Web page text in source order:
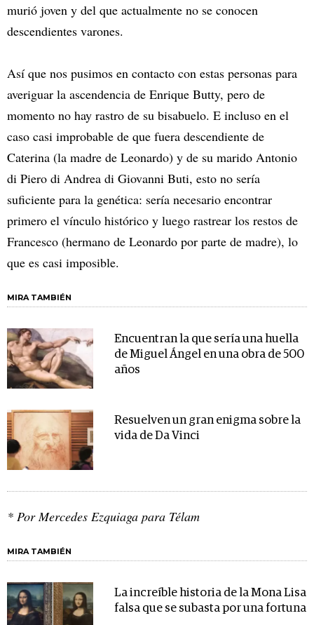
murió joven y del que actualmente no se conocen
descendientes varones.
Así que nos pusimos en contacto con estas personas para
averiguar la ascendencia de Enrique Butty, pero de
momento no hay rastro de su bisabuelo. E incluso en el
caso casi improbable de que fuera descendiente de
Caterina (la madre de Leonardo) y de su marido Antonio
di Piero di Andrea di Giovanni Buti, esto no sería
suficiente para la genética: sería necesario encontrar
primero el vínculo histórico y luego rastrear los restos de
Francesco (hermano de Leonardo por parte de madre), lo
que es casi imposible.
MIRA TAMBIÉN
Encuentran la que sería una huella
de Miguel Ángel en una obra de 500
años
Resuelven un gran enigma sobre la
vida de Da Vinci
* Por Mercedes Ezquiaga para Télam
MIRA TAMBIÉN
La increíble historia de la Mona Lisa
falsa que se subasta por una fortuna